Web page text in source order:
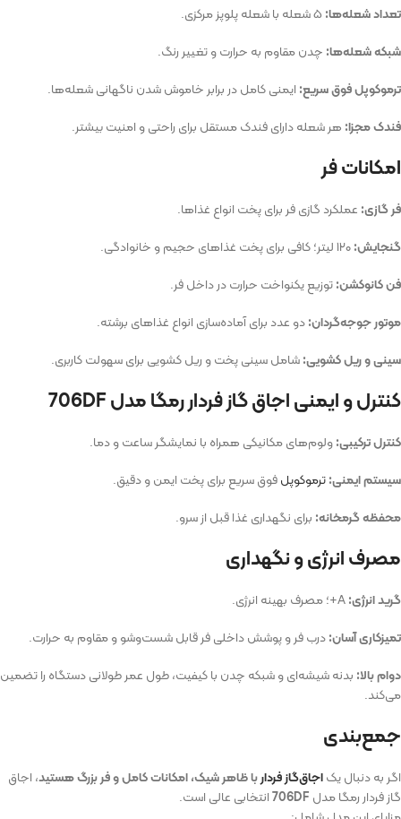
تعداد شعله‌ها:
شبکه شعله‌ها: چدن مقاوم به حرارت و تغییر رنگ.
ترموکوپل فوق سریع: ایمنی کامل در برابر خاموش شدن ناگهانی شعله‌ها.
فندک مجزا: هر شعله دارای فندک مستقل برای راحتی و امنیت بیشتر.
امکانات فر
فر گازی: عملکرد گازی فر برای پخت انواع غذاها.
گنجایش:
فن کانوکشن:توزیع یکنواخت حرارت در داخل فر.
موتور جوجه‌گردان:دو عدد برای آماده‌سازی انواع غذاهای برشته.
سینی و ریل کشویی:شامل سینی پخت و ریل کشویی برای سهولت کاربری.
کنترل و ایمنی اجاق گاز فردار رمگا مدل 706DF
کنترل ترکیبی:ولوم‌های مکانیکی همراه با نمایشگر ساعت و دما.
سیستم ایمنی:ترموکوپلفوق سریع برای پخت ایمن و دقیق.
محفظه گرمخانه: برای نگهداری غذا قبل از سرو.
مصرف انرژی و نگهداری
گرید انرژی:
تمیزکاری آسان:درب فر و پوشش داخلی فر قابل شست‌وشو و مقاوم به حرارت.
دوام بالا: بدنه شیشه‌ای و شبکه چدن با کیفیت، طول عمر طولانی دستگاه را تضمین
می‌کند.
جمع‌بندی
اگر به دنبال یکاجاق‌گاز فرداربا ظاهر شیک، امکانات کامل و فر بزرگ هستید، اجاق
گاز فردار رمگا مدل 706DFانتخابی عالی است.